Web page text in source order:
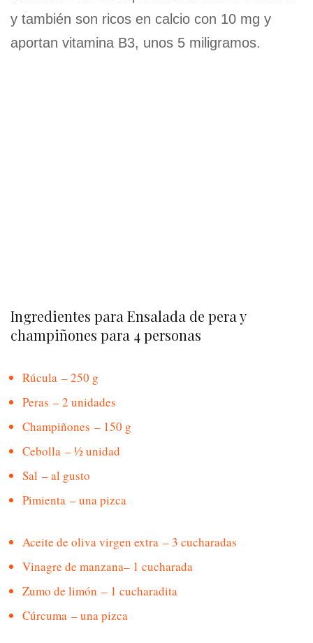
y también son ricos en calcio con 10 mg y
aportan vitamina B3, unos 5 miligramos.
Ingredientes para Ensalada de pera y
champiñones para 4 personas
Rúcula – 250 g
Peras – 2 unidades
Champiñones – 150 g
Cebolla – ½ unidad
Sal – al gusto
Pimienta – una pizca
Aceite de oliva virgen extra – 3 cucharadas
Vinagre de manzana– 1 cucharada
Zumo de limón – 1 cucharadita
Cúrcuma – una pizca